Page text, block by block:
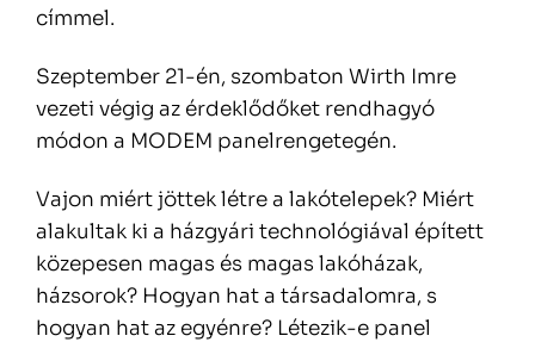
címmel.
Szeptember 21-én, szombaton Wirth Imre
vezeti végig az érdeklődőket rendhagyó
módon a MODEM panelrengetegén.
Vajon miért jöttek létre a lakótelepek? Miért
alakultak ki a házgyári technológiával épített
közepesen magas és magas lakóházak,
házsorok? Hogyan hat a társadalomra, s
hogyan hat az egyénre? Létezik-e panel